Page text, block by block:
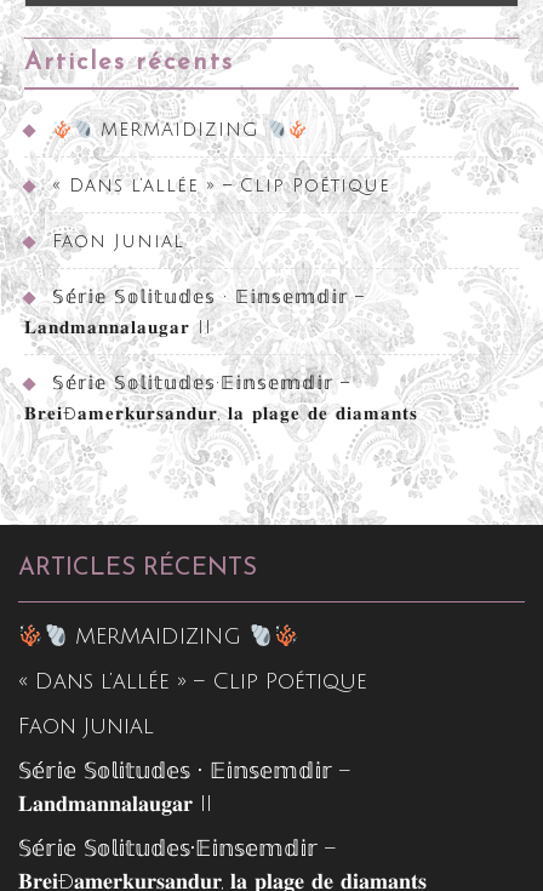
Articles récents
MERMAIDIZING
« Dans l’allée » – Clip Poétique
Faon Junial
𝕊𝕖́𝕣𝕚𝕖 𝕊𝕠𝕝𝕚𝕥𝕦𝕕𝕖𝕤 • 𝔼𝕚𝕟𝕤𝕖𝕞𝕕𝕚𝕣 –
𝐋𝐚𝐧𝐝𝐦𝐚𝐧𝐧𝐚𝐥𝐚𝐮𝐠𝐚𝐫 II
𝕊𝕖́𝕣𝕚𝕖 𝕊𝕠𝕝𝕚𝕥𝕦𝕕𝕖𝕤•𝔼𝕚𝕟𝕤𝕖𝕞𝕕𝕚𝕣 –
𝐁𝐫𝐞𝐢ð𝐚𝐦𝐞𝐫𝐤𝐮𝐫𝐬𝐚𝐧𝐝𝐮𝐫, 𝐥𝐚 𝐩𝐥𝐚𝐠𝐞 𝐝𝐞 𝐝𝐢𝐚𝐦𝐚𝐧𝐭𝐬
ARTICLES RÉCENTS
MERMAIDIZING
« Dans l’allée » – Clip Poétique
Faon Junial
𝕊𝕖́𝕣𝕚𝕖 𝕊𝕠𝕝𝕚𝕥𝕦𝕕𝕖𝕤 • 𝔼𝕚𝕟𝕤𝕖𝕞𝕕𝕚𝕣 –
𝐋𝐚𝐧𝐝𝐦𝐚𝐧𝐧𝐚𝐥𝐚𝐮𝐠𝐚𝐫 II
𝕊𝕖́𝕣𝕚𝕖 𝕊𝕠𝕝𝕚𝕥𝕦𝕕𝕖𝕤•𝔼𝕚𝕟𝕤𝕖𝕞𝕕𝕚𝕣 –
𝐁𝐫𝐞𝐢ð𝐚𝐦𝐞𝐫𝐤𝐮𝐫𝐬𝐚𝐧𝐝𝐮𝐫, 𝐥𝐚 𝐩𝐥𝐚𝐠𝐞 𝐝𝐞 𝐝𝐢𝐚𝐦𝐚𝐧𝐭𝐬